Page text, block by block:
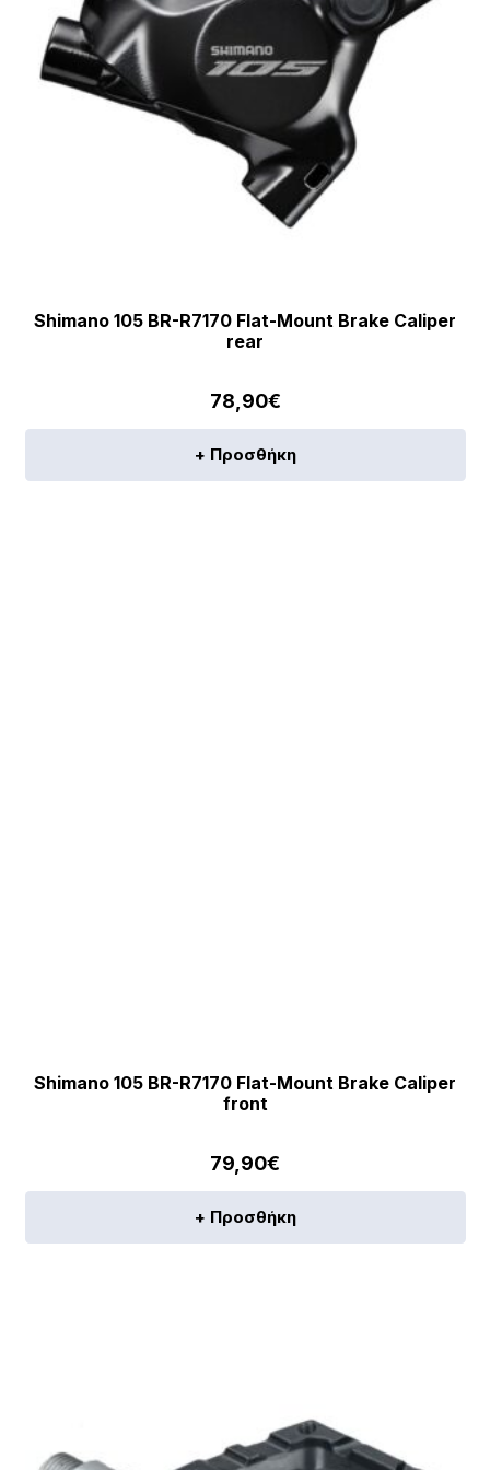
Shimano 105 BR-R7170 Flat-Mount Brake Caliper
rear
78,90€
+ Προσθήκη
Shimano 105 BR-R7170 Flat-Mount Brake Caliper
front
79,90€
+ Προσθήκη